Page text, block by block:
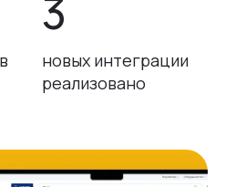
3
новых интеграции
реализовано